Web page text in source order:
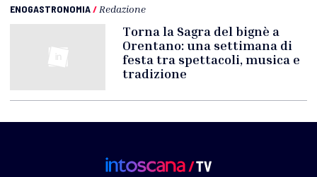
ENOGASTRONOMIA/ Redazione
Torna la Sagra del bignè a
Orentano: una settimana di
festa tra spettacoli, musica e
tradizione